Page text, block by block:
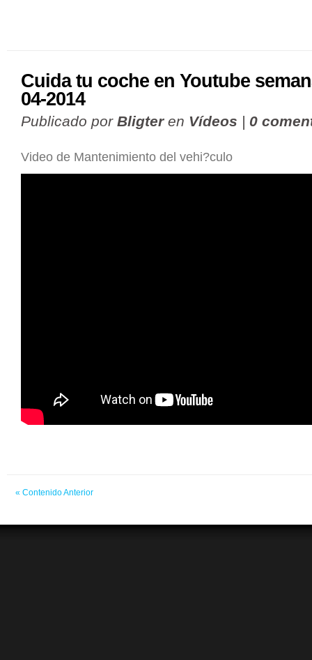
Cuida tu coche en Youtube
04-2014
Publicado por Bligteren Vídeos | 0
Video de Mantenimiento del vehi?culo
« Contenido Anterior